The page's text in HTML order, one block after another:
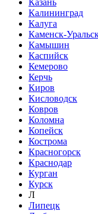
Казань
Калининград
Калуга
Каменск-
Камышин
Каспийск
Кемерово
Керчь
Киров
Кисловодск
Ковров
Коломна
Копейск
Кострома
Красногорск
Краснодар
Курган
Курск
Л
Липецк